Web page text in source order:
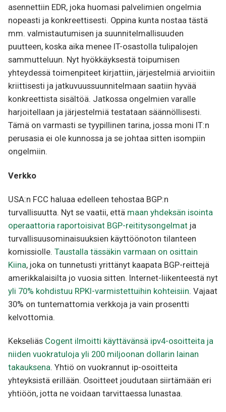
asennettiin EDR, joka huomasi palvelimien ongelmia
nopeasti ja konkreettisesti. Oppina kunta nostaa tästä
mm. valmistautumisen ja suunnitelmallisuuden
puutteen, koska aika menee IT-osastolla tulipalojen
sammutteluun. Nyt hyökkäyksestä toipumisen
yhteydessä toimenpiteet kirjattiin, järjestelmiä arvioitiin
kriittisesti ja jatkuvuussuunnitelmaan saatiin hyvää
konkreettista sisältöä. Jatkossa ongelmien varalle
harjoitellaan ja järjestelmiä testataan säännöllisesti.
Tämä on varmasti se tyypillinen tarina, jossa moni IT:n
perusasia ei ole kunnossa ja se johtaa sitten isompiin
ongelmiin.
Verkko
USA:n FCC haluaa edelleen tehostaa BGP:n
turvallisuutta. Nyt se vaatii, että maan yhdeksän isointa
operaattoria raportoisivat BGP-reititysongelmat ja
turvallisuusominaisuuksien käyttöönoton tilanteen
komissiolle. Taustalla tässäkin varmaan on osittain
Kiina, joka on tunnetusti yrittänyt kaapata BGP-reittejä
amerikkalaisilta jo vuosia sitten. Internet-liikenteestä nyt
yli 70% kohdistuu RPKI-varmistettuihin kohteisiin. Vajaat
30% on tuntemattomia verkkoja ja vain prosentti
kelvottomia.
Kekseliäs Cogent ilmoitti käyttävänsä ipv4-osoitteita ja
niiden vuokratuloja yli 200 miljoonan dollarin lainan
takauksena. Yhtiö on vuokrannut ip-osoitteita
yhteyksistä erillään. Osoitteet joudutaan siirtämään eri
yhtiöön, jotta ne voidaan tarvittaessa lunastaa.